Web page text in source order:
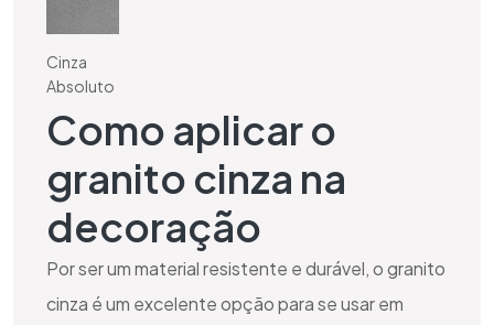
Cinza
Absoluto
Como aplicar o
granito cinza na
decoração
Por ser um material resistente e durável, o granito
cinza é um excelente opção para se usar em